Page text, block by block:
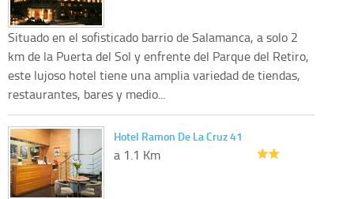
Situado en el sofisticado barrio de Salamanca, a solo 2
km de la Puerta del Sol y enfrente del Parque del Retiro,
este lujoso hotel tiene una amplia variedad de tiendas,
restaurantes, bares y medio...
Hotel Ramon De La Cruz 41
a 1.1 Km